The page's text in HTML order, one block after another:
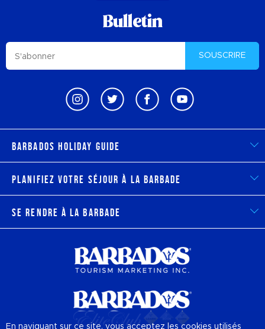
Bulletin
SOUSCRIRE
Barbados Holiday Guide
Planifiez votre séjour à la Barbade
Se rendre à la Barbade
En naviguant sur ce site, vous acceptez les cookies utilisés